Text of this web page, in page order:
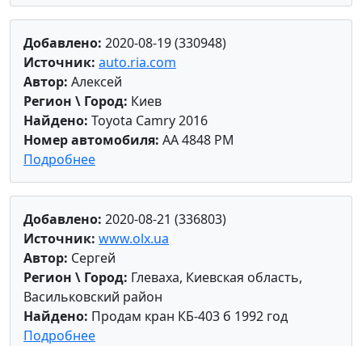
Добавлено: 2020-08-19 (330948)
Источник: auto.ria.com
Автор: Алексей
Регион \ Город: Киев
Найдено: Toyota Camry 2016
Номер автомобиля: AA 4848 PM
Подробнее
Добавлено: 2020-08-21 (336803)
Источник: www.olx.ua
Автор: Сергей
Регион \ Город: Глеваха, Киевская область,
Васильковский район
Найдено: Продам кран КБ-403 б 1992 год
Подробнее